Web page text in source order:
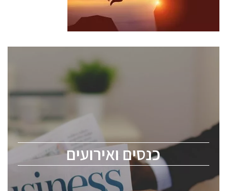
כנסים ואירועים
כנסים ואירועים
לכל העוסקים בתעשיית הסמיקונדקטור כולל מהנדסים,
ChipEx2026 will be held on May 12-13, 2026. The
conference is intended for everyone involved in the